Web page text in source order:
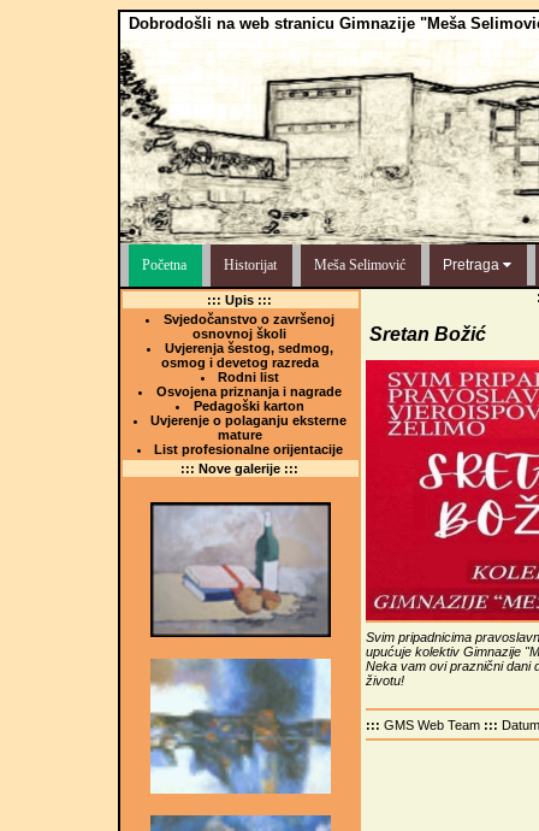
Dobrodošli na web stranicu Gimnazije "Meša
Početna Historijat Meša Selimović Pretraga
::: Upis :::
Svjedočanstvo o završenoj
osnovnoj školi
Uvjerenja šestog, sedmog,
osmog i devetog razreda
Rodni list
Osvojena priznanja i nagrade
Pedagoški karton
Uvjerenje o polaganju eksterne
mature
List profesionalne orijentacije
::: Nove galerije :::
Sretan Božić
Svim pripadnicima
upućuje kolektiv Gimnazije
Neka vam ovi praznični dani
životu!
::: GMS Web Team :::